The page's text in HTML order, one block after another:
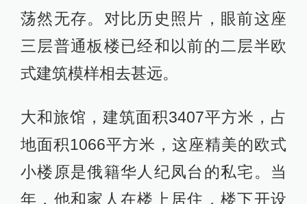
荡然无存。对比历史照片，眼前这座
三层普通板楼已经和以前的二层半欧
式建筑模样相去甚远。
大和旅馆，建筑面积3407平方米，占
地面积1066平方米，这座精美的欧式
小楼原是俄籍华人纪凤台的私宅。当
年，他和家人在楼上居住，楼下开设